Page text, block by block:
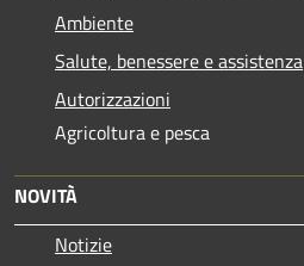
Ambiente
Salute, benessere e assistenza
Autorizzazioni
Agricoltura e pesca
NOVITÀ
Notizie